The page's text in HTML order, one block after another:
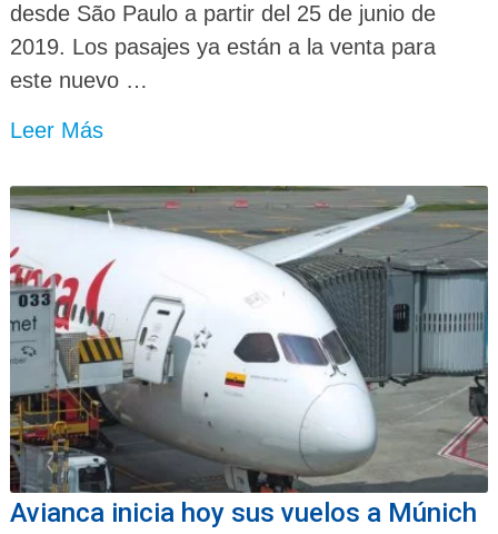
desde São Paulo a partir del 25 de junio de
2019. Los pasajes ya están a la venta para
este nuevo …
Leer Más
Avianca inicia hoy sus vuelos a Múnich